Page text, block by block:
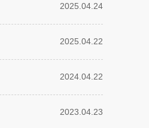
2025.04.24
2025.04.22
2024.04.22
2023.04.23